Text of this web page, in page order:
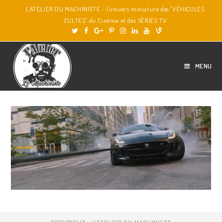
L'ATELIER DU MACHINISTE - l'univers miniature des "VÉHICULES
CULTES" du Cinéma et des SÉRIES TV
MENU